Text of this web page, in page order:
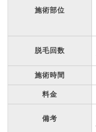
施術部位
脱毛回数
施術時間
料金
備考